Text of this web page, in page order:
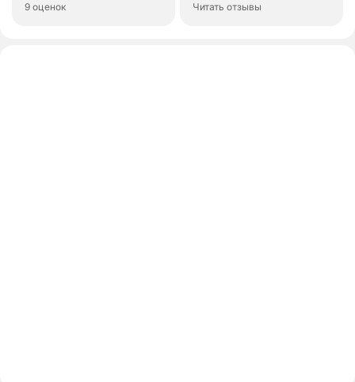
9 оценок Читать отзывы